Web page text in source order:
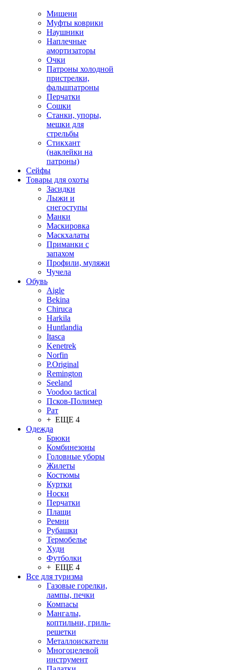
Мишени
Муфты коврики
Наушники
Наплечные
амортизаторы
Очки
Патроны холодной
пристрелки,
фальшпатроны
Перчатки
Сошки
Станки, упоры,
мешки для
стрельбы
Стикхант
(наклейки на
патроны)
Сейфы
Товары для охоты
Засидки
Лыжи и
снегоступы
Манки
Маскировка
Маскхалаты
Приманки с
запахом
Профили, муляжи
Чучела
Обувь
Aigle
Bekina
Chiruсa
Harkila
Huntlandia
Itasca
Kenetrek
Norfin
P.Original
Remington
Seeland
Voodoo tactical
Псков-Полимер
Рат
+ ЕЩЕ 4
Одежда
Брюки
Комбинезоны
Головные уборы
Жилеты
Костюмы
Куртки
Носки
Перчатки
Плащи
Ремни
Рубашки
Термобелье
Худи
Футболки
+ ЕЩЕ 4
Все для туризма
Газовые горелки,
лампы, печки
Компасы
Мангалы,
коптильни, гриль-
решетки
Металлоискатели
Многоцелевой
инструмент